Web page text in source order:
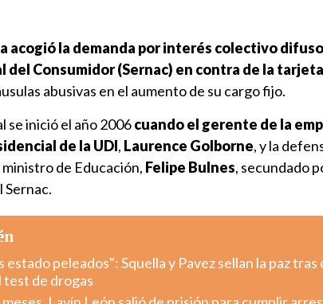
acogió la demanda por interés colectivo
del Consumidor (Sernac) en contra de la
abusivas en el aumento de su cargo fijo.
se inició el año 2006cuando el gerente de la
de la UDI, Laurence Golborne, y la
de Educación, Felipe Bulnes, secundado
estado peleados": Squella y Pavez sellan la paz
test de drogas